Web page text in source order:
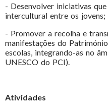
- Desenvolver iniciativas
intercultural entre os jovens;
- Promover a recolha e
manifestações do
escolas, integrando-as no
UNESCO do PCI).
Atividades